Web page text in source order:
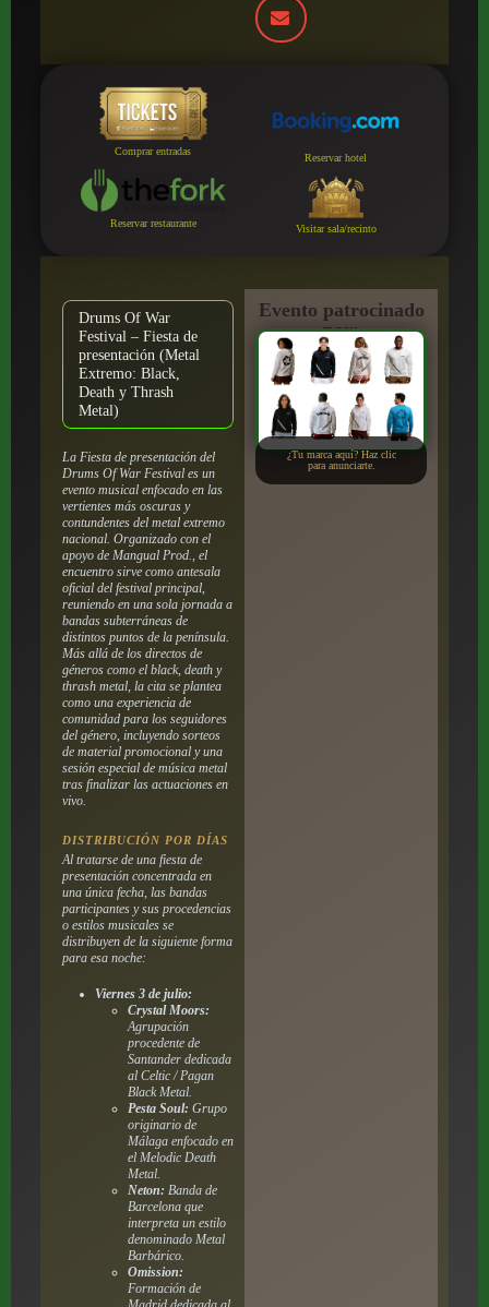
Comprar entradas
Reservar hotel
Reservar restaurante Visitar sala/recinto
Drums Of War
Festival – Fiesta de
presentación (Metal
Extremo: Black,
Death y Thrash
Metal)
La Fiesta de presentación del
Drums Of War Festival es un
evento musical enfocado en las
vertientes más oscuras y
contundentes del metal extremo
nacional. Organizado con el
apoyo de Mangual Prod., el
encuentro sirve como antesala
oficial del festival principal,
reuniendo en una sola jornada a
bandas subterráneas de
distintos puntos de la península.
Más allá de los directos de
géneros como el black, death y
thrash metal, la cita se plantea
como una experiencia de
comunidad para los seguidores
del género, incluyendo sorteos
de material promocional y una
sesión especial de música metal
tras finalizar las actuaciones en
vivo.
DISTRIBUCIÓN POR DÍAS
Al tratarse de una fiesta de
presentación concentrada en
una única fecha, las bandas
participantes y sus procedencias
o estilos musicales se
distribuyen de la siguiente forma
para esa noche:
Viernes 3 de julio:
Crystal Moors:
Agrupación
procedente de
Santander dedicada
al Celtic / Pagan
Black Metal.
Pesta Soul: Grupo
originario de
Málaga enfocado en
el Melodic Death
Metal.
Neton: Banda de
Barcelona que
interpreta un estilo
denominado Metal
Barbárico.
Omission:
Formación de
Evento patrocinado
por:
¿Tu marca aquí? Haz clic
para anunciarte.